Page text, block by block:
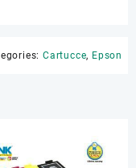
Cartucce, Epson